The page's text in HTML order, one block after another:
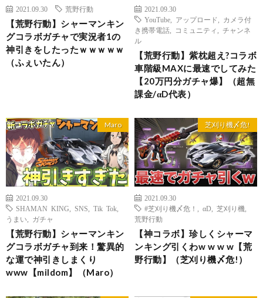
2021.09.30 荒野行動
【荒野行動】シャーマンキン
グコラボガチャで実況者1の
神引きをしたったｗｗｗｗｗ
（ふぇいたん）
2021.09.30
YouTube
アップロード
カメラ付
き携帯電話
コミュニティ
チャンネ
ル
【荒野行動】紫枕超え?コラボ
車階級MAXに最速でしてみた
【20万円分ガチャ爆】（超無
課金/αD代表）
Maro
2021.09.30
SHAMAN KING
SNS Tik Tok
うまい
ガチャ
【荒野行動】シャーマンキン
グコラボガチャ到来！驚異的
な運で神引きしまくり
www【mildom】（Maro）
芝刈り機〆危!
2021.09.30
#芝刈り機〆危！
αD 芝刈り機
荒野行動
【神コラボ】珍しくシャーマ
ンキング引くわw w w w【荒
野行動】（芝刈り機〆危!）